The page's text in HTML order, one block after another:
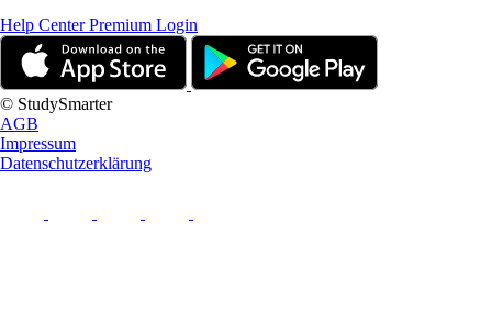
Help CenterPremium Login
© StudySmarter
AGB
Impressum
Datenschutzerklärung